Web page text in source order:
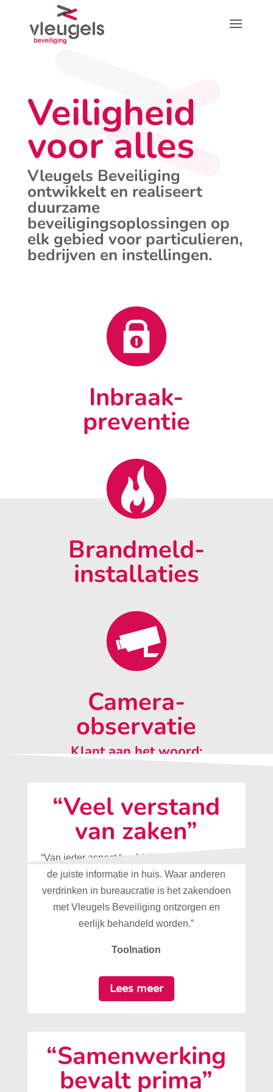
Veiligheid
voor alles
Vleugels Beveiliging
ontwikkelt en realiseert
duurzame
beveiligingsoplossingen op
elk gebied voor particulieren,
bedrijven en instellingen.
Inbraak-
preventie
Brandmeld-
installaties
Camera-
observatie
Klant aan het woord:
“Veel verstand
van zaken”
“Van ieder aspect heeft Vleugels Beveiliging
de juiste informatie in huis. Waar anderen
verdrinken in bureaucratie is het zakendoen
met Vleugels Beveiliging ontzorgen en
eerlijk behandeld worden.”
Toolnation
Lees meer
“Samenwerking
bevalt prima”